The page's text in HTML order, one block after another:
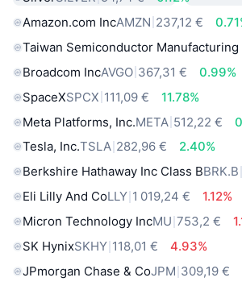
Amazon.com IncAMZN 237,12 €
Taiwan Semiconductor Manufacturing
Broadcom IncAVGO 367,31 €
0.99%
SpaceXSPCX 111,09 €
11.78%
Meta Platforms, Inc.META 512,22 €
Tesla, Inc.TSLA 282,96 €
2.40%
Berkshire Hathaway Inc Class BBRK.B
Eli Lilly And CoLLY 1 019,24 €
1.12%
Micron Technology IncMU 753,2 €
SK HynixSKHY 118,01 €
4.93%
JPmorgan Chase & CoJPM 309,19 €